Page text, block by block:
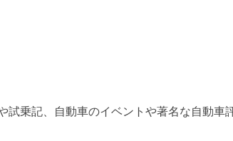
試乗記、自動車のイベントや著名な自動車